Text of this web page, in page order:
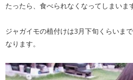
たったら、食べられなくなってしまいま
ジャガイモの植付けは3月下旬くらいま
なります。